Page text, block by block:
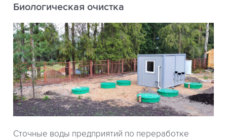
Биологическая очистка
Сточные воды предприятий по переработке